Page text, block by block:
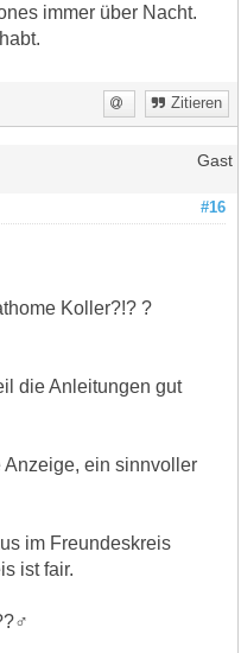
immer über Nacht.
Zitieren
Gast
#16
Koller?!? ?
die Anleitungen gut
ein sinnvoller
im Freundeskreis
ist fair.